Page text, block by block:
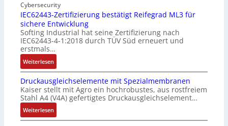
n
d
u
s
t
r
i
e
-
P
C
l
ä
b
i
l
f
u
n
k
m
o
d
u
l
e
Cybersecurity
IEC62443-Zertifizierung bestätigt Reifegrad ML3 für
sichere Entwicklung
Softing Industrial hat seine Zertifizierung nach
IEC62443-4-1:2018 durch TÜV Süd erneuert und
erstmals…
Weiterlesen:
I
E
6
2
4
Druckausgleichselemente mit Spezialmembranen
Kaiser stellt mit Agro ein hochrobustes, aus rostfreiem
Stahl A4 (V4A) gefertigtes Druckausgleichselement…
Weiterlesen:
D